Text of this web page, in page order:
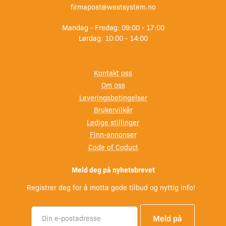
firmapost@westsystem.no
Mandag - Fredag: 09:00 - 17:00
Lørdag: 10:00 - 14:00
Kontakt oss
Om oss
Leveringsbetingelser
Brukervilkår
Ledige stillinger
Finn-annonser
Code of Coduct
Meld deg på nyhetsbrevet
Registrer deg for å motta gode tilbud og nyttig info!